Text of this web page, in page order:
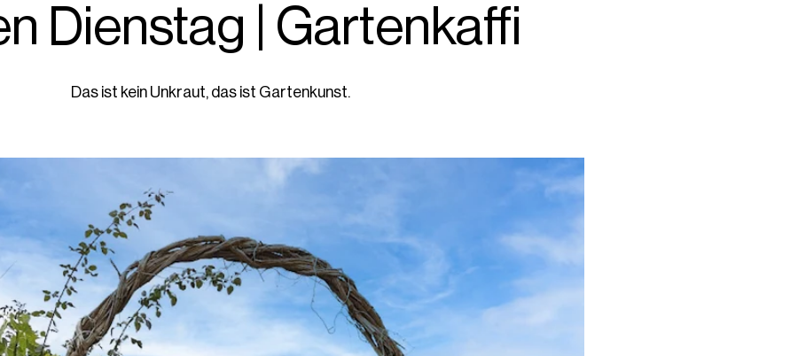
Dienstag | Gartenkaffi
Das ist kein Unkraut, das ist Gartenkunst.